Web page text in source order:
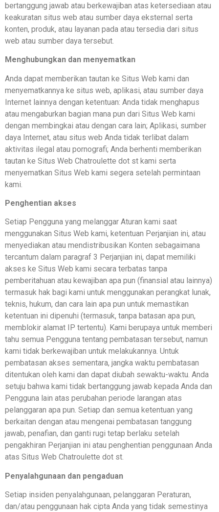
bertanggung jawab atau berkewajiban atas ketersediaan atau
keakuratan situs web atau sumber daya eksternal serta
konten, produk, atau layanan pada atau tersedia dari situs
web atau sumber daya tersebut.
Menghubungkan dan menyematkan
Anda dapat memberikan tautan ke Situs Web kami dan
menyematkannya ke situs web, aplikasi, atau sumber daya
Internet lainnya dengan ketentuan: Anda tidak menghapus
atau mengaburkan bagian mana pun dari Situs Web kami
dengan membingkai atau dengan cara lain; Aplikasi, sumber
daya Internet, atau situs web Anda tidak terlibat dalam
aktivitas ilegal atau pornografi; Anda berhenti memberikan
tautan ke Situs Web Chatroulette dot st kami serta
menyematkan Situs Web kami segera setelah permintaan
kami.
Penghentian akses
Setiap Pengguna yang melanggar Aturan kami saat
menggunakan Situs Web kami, ketentuan Perjanjian ini, atau
menyediakan atau mendistribusikan Konten sebagaimana
tercantum dalam paragraf 3 Perjanjian ini, dapat memiliki
akses ke Situs Web kami secara terbatas tanpa
pemberitahuan atau kewajiban apa pun (finansial atau lainnya)
termasuk hak bagi kami untuk menggunakan perangkat lunak,
teknis, hukum, dan cara lain apa pun untuk memastikan
ketentuan ini dipenuhi (termasuk, tanpa batasan apa pun,
memblokir alamat IP tertentu). Kami berupaya untuk memberi
tahu semua Pengguna tentang pembatasan tersebut, namun
kami tidak berkewajiban untuk melakukannya. Untuk
pembatasan akses sementara, jangka waktu pembatasan
ditentukan oleh kami dan dapat diubah sewaktu-waktu. Anda
setuju bahwa kami tidak bertanggung jawab kepada Anda dan
Pengguna lain atas perubahan periode larangan atas
pelanggaran apa pun. Setiap dan semua ketentuan yang
berkaitan dengan atau mengenai pembatasan tanggung
jawab, penafian, dan ganti rugi tetap berlaku setelah
pengakhiran Perjanjian ini atau penghentian penggunaan Anda
atas Situs Web Chatroulette dot st.
Penyalahgunaan dan pengaduan
Setiap insiden penyalahgunaan, pelanggaran Peraturan,
dan/atau penggunaan hak cipta Anda yang tidak semestinya